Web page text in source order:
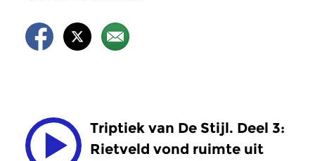
Triptiek van De Stijl. Deel 3:
Rietveld vond ruimte uit